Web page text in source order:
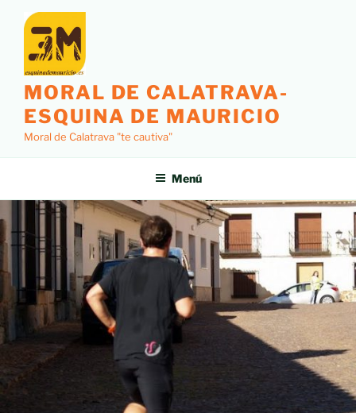
MORAL DE CALATRAVA-
ESQUINA DE MAURICIO
Moral de Calatrava "te cautiva"
Menú